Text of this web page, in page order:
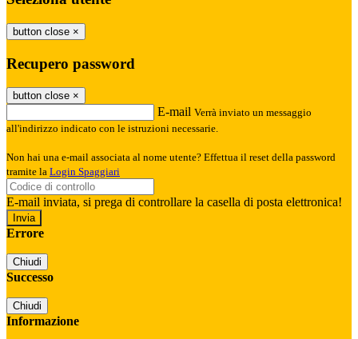
button close ×
Recupero password
button close ×
E-mail Verrà inviato un messaggio
all'indirizzo indicato con le istruzioni necessarie.
Non hai una e-mail associata al nome utente? Effettua il reset della password
tramite la Login Spaggiari
E-mail inviata, si prega di controllare la casella di posta elettronica!
Errore
Chiudi
Successo
Chiudi
Informazione